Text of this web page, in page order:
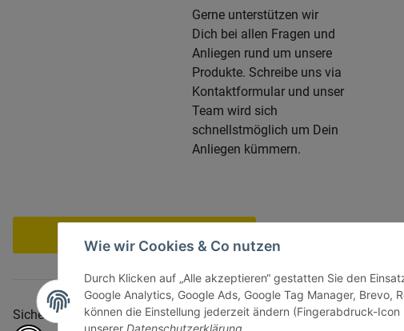
Wie wir Cookies & Co nutzen
Durch Klicken auf „Alle akzeptieren“ gestatten Sie den
Google Analytics, Google Ads, Google Tag Manager, Brevo,
können die Einstellung jederzeit ändern (Fingerabdruck-
unserer Datenschutzerklärung
Gerne unterstützen wir
Dich bei allen Fragen und
Anliegen rund um unsere
Produkte. Schreibe uns via
Kontaktformular und unser
Team wird sich
schnellstmöglich um Dein
Anliegen kümmern.
Sicher bezahlen via: